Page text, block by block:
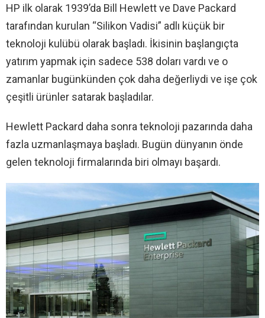
HP ilk olarak 1939’da Bill Hewlett ve Dave Packard
tarafından kurulan “Silikon Vadisi” adlı küçük bir
teknoloji kulübü olarak başladı. İkisinin başlangıçta
yatırım yapmak için sadece 538 doları vardı ve o
zamanlar bugünkünden çok daha değerliydi ve işe çok
çeşitli ürünler satarak başladılar.
Hewlett Packard daha sonra teknoloji pazarında daha
fazla uzmanlaşmaya başladı. Bugün dünyanın önde
gelen teknoloji firmalarında biri olmayı başardı.